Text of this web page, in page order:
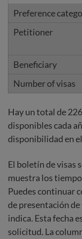
Hay un total de
disponibles cada
disponibilidad en el
El boletín de visas
muestra los
Puedes continuar
de presentación
indica. Esta fecha
solicitud. La